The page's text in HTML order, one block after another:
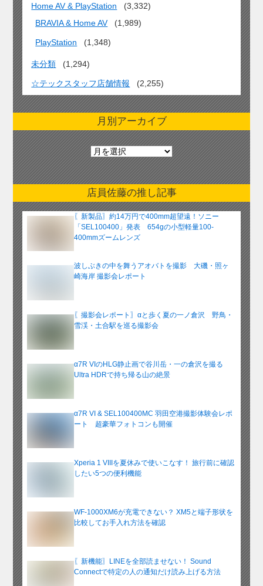
Home AV & PlayStation
(3,332)
BRAVIA & Home AV
(1,989)
PlayStation (1,348)
未分類 (1,294)
☆テックスタッフ店舗情報 (2,255)
月別アーカイブ
月
別
ア
ー
カ
イ
ブ
店員佐藤の推し記事
〖新製品〗約14万円で400mm超望遠！ソニー
「SEL100400」発表 654gの小型軽量100-
400mmズームレンズ
波しぶきの中を舞うアオバトを撮影 大磯・照ヶ
崎海岸 撮影会レポート
〖撮影会レポート〗αと歩く夏の一ノ倉沢 野鳥・
雪渓・土合駅を巡る撮影会
α7R VIのHLG静止画で谷川岳・一の倉沢を撮る
Ultra HDRで持ち帰る山の絶景
α7R VI & SEL100400MC 羽田空港撮影体験会レポ
ート 超豪華フォトコンも開催
Xperia 1 VIIIを夏休みで使いこなす！ 旅行前に確認
したい5つの便利機能
WF-1000XM6が充電できない？ XM5と端子形状を
比較してお手入れ方法を確認
〖新機能〗LINEを全部読ませない！ Sound
Connectで特定の人の通知だけ読み上げる方法